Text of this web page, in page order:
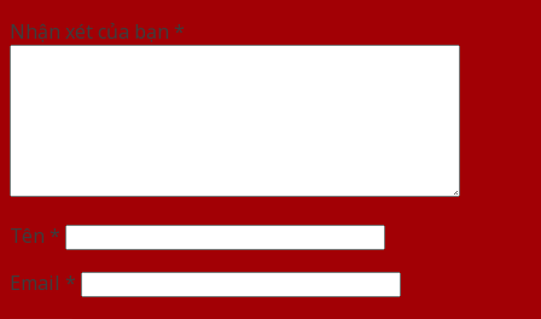
Nhận xét của bạn *
Tên *
Email *